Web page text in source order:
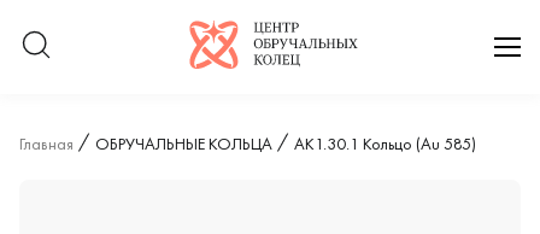
Логотип компании
Главная ОБРУЧАЛЬНЫЕ КОЛЬЦА АК1.30.1 Кольцо (Au 585)